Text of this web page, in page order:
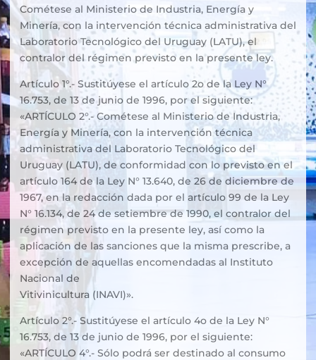
Cométese al Ministerio de Industria, Energía y
Minería, con la intervención técnica administrativa del
Laboratorio Tecnológico del Uruguay (LATU), el
contralor del régimen previsto en la presente ley.
Artículo 1°.- Sustitúyese el artículo 2o de la Ley N°
16.753, de 13 de junio de 1996, por el siguiente:
«ARTÍCULO 2°.- Cométese al Ministerio de Industria,
Energía y Minería, con la intervención técnica
administrativa del Laboratorio Tecnológico del
Uruguay (LATU), de conformidad con lo previsto en el
artículo 164 de la Ley N° 13.640, de 26 de diciembre de
1967, en la redacción dada por el artículo 99 de la Ley
N° 16.134, de 24 de setiembre de 1990, el contralor del
régimen previsto en la presente ley, así como la
aplicación de las sanciones que la misma prescribe, a
excepción de aquellas encomendadas al Instituto
Nacional de
Vitivinicultura (INAVI)».
Artículo 2°.- Sustitúyese el artículo 4o de la Ley N°
16.753, de 13 de junio de 1996, por el siguiente:
«ARTÍCULO 4°.- Sólo podrá ser destinado al consumo